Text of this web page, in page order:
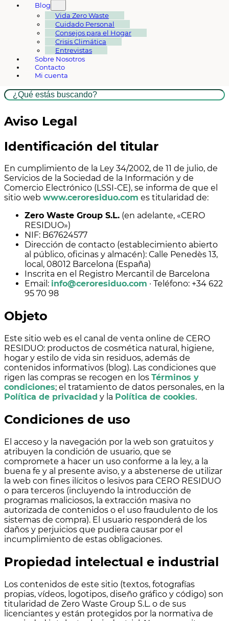
Blog
Vida Zero Waste
Cuidado Personal
Consejos para el Hogar
Crisis Climática
Entrevistas
Sobre Nosotros
Contacto
Mi cuenta
Buscar
Aviso Legal
Identificación del titular
En cumplimiento de la Ley 34/2002, de 11 de julio, de
Servicios de la Sociedad de la Información y de
Comercio Electrónico (LSSI-CE), se informa de que el
sitio web www.ceroresiduo.com es titularidad de:
Zero Waste Group S.L. (en adelante, «CERO
RESIDUO»)
NIF: B67624577
Dirección de contacto (establecimiento abierto
al público, oficinas y almacén): Calle Penedès 13,
local, 08012 Barcelona (España)
Inscrita en el Registro Mercantil de Barcelona
Email: info@ceroresiduo.com · Teléfono: +34 622
95 70 98
Objeto
Este sitio web es el canal de venta online de CERO
RESIDUO: productos de cosmética natural, higiene,
hogar y estilo de vida sin residuos, además de
contenidos informativos (blog). Las condiciones que
rigen las compras se recogen en los Términos y
condiciones; el tratamiento de datos personales, en la
Política de privacidad y la Política de cookies.
Condiciones de uso
El acceso y la navegación por la web son gratuitos y
atribuyen la condición de usuario, que se
compromete a hacer un uso conforme a la ley, a la
buena fe y al presente aviso, y a abstenerse de utilizar
la web con fines ilícitos o lesivos para CERO RESIDUO
o para terceros (incluyendo la introducción de
programas maliciosos, la extracción masiva no
autorizada de contenidos o el uso fraudulento de los
sistemas de compra). El usuario responderá de los
daños y perjuicios que pudiera causar por el
incumplimiento de estas obligaciones.
Propiedad intelectual e industrial
Los contenidos de este sitio (textos, fotografías
propias, vídeos, logotipos, diseño gráfico y código) son
titularidad de Zero Waste Group S.L. o de sus
licenciantes y están protegidos por la normativa de